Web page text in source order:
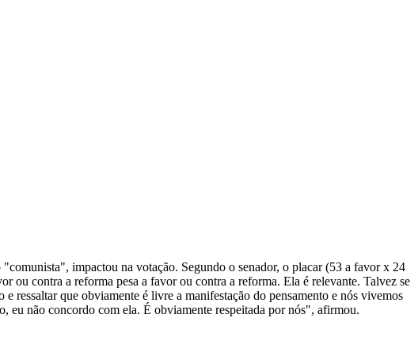
impactou na votação. Segundo o senador, o placar (53 a favor x 24
ou contra a reforma pesa a favor ou contra a reforma. Ela é relevante. Talvez se
ressaltar que obviamente é livre a manifestação do pensamento e nós vivemos
eu não concordo com ela. É obviamente respeitada por nós", afirmou.